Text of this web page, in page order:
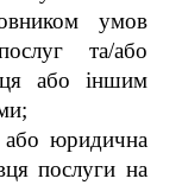
умов
та/або
або іншим
або юридична
послуги на